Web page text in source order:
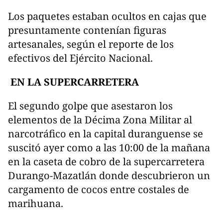
Los paquetes estaban ocultos en cajas que
presuntamente contenían figuras
artesanales, según el reporte de los
efectivos del Ejército Nacional.
EN LA SUPERCARRETERA
El segundo golpe que asestaron los
elementos de la Décima Zona Militar al
narcotráfico en la capital duranguense se
suscitó ayer como a las 10:00 de la mañana
en la caseta de cobro de la supercarretera
Durango-Mazatlán donde descubrieron un
cargamento de cocos entre costales de
marihuana.